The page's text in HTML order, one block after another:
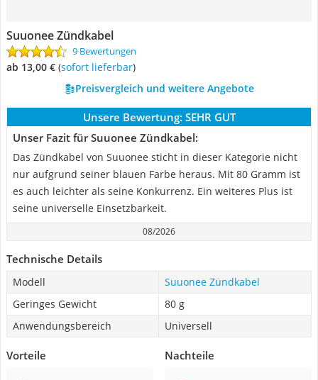
Suuonee Zündkabel
9 Bewertungen
ab 13,00 € ( Sofort lieferbar)
Preisvergleich und weitere Angebote
Unsere Bewertung: SEHR GUT
Unser Fazit für Suuonee Zündkabel:
Das Zündkabel von Suuonee sticht in dieser Kategorie nicht
nur aufgrund seiner blauen Farbe heraus. Mit 80 Gramm ist
es auch leichter als seine Konkurrenz. Ein weiteres Plus ist
seine universelle Einsetzbarkeit.
08/2026
Technische Details
Modell
Suuonee Zündkabel
Geringes Gewicht
80 g
Anwendungsbereich
Universell
Vorteile Nachteile